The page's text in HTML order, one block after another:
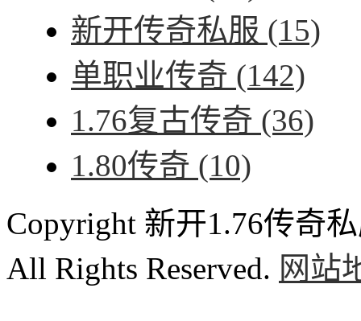
新开传奇私服 (15)
单职业传奇 (142)
1.76复古传奇 (36)
1.80传奇 (10)
Copyright 新开1.76传奇
All Rights Reserved. 网站